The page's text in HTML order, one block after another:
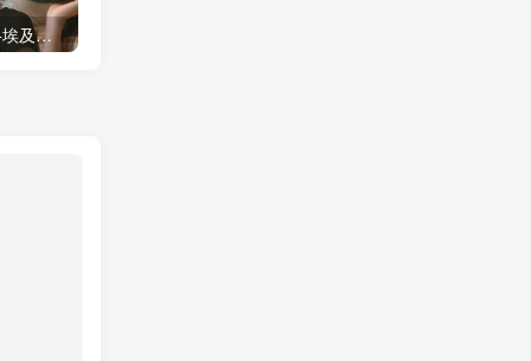
蠢沫沫 大巴车+健身环+埃及喵COS写真合集